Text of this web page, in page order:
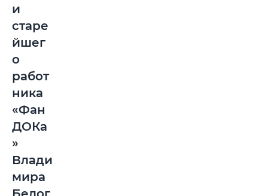
и
старе
йшег
о
работ
ника
«Фан
ДОКа
»
Влади
мира